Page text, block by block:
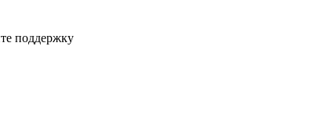
поддержку